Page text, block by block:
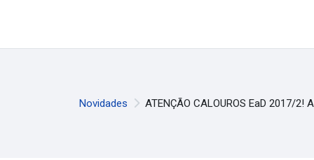
Novidades ATENÇÃO CALOUROS EaD 2017/